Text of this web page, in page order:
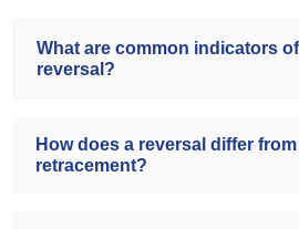
What are common indicators
reversal?
How does a reversal differ from
retracement?